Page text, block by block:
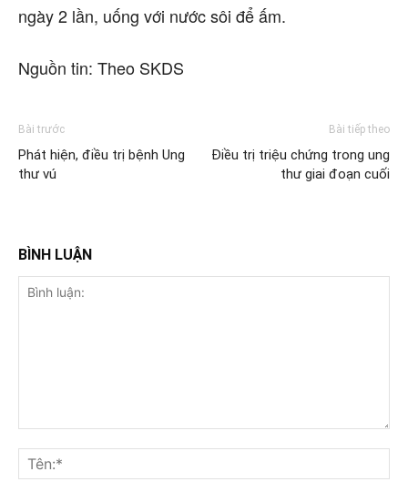
ngày 2 lần, uống với nước sôi để ấm.
Nguồn tin: Theo SKDS
Bài trước
Phát hiện, điều trị bệnh Ung
thư vú
Bài tiếp theo
Điều trị triệu chứng trong ung
thư giai đoạn cuối
BÌNH LUẬN